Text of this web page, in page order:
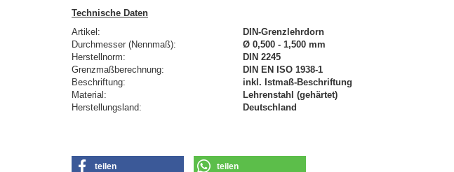
Technische Daten
Artikel:
DIN-Grenzlehrdorn
Durchmesser (Nennmaß):
Ø 0,500 - 1,500 mm
Herstellnorm:
DIN 2245
Grenzmaßberechnung:
DIN EN ISO 1938-1​
Beschriftung:
inkl. Istmaß-Beschriftung
Material:
Lehrenstahl (gehärtet)
Herstellungsland:
Deutschland
teilen teilen